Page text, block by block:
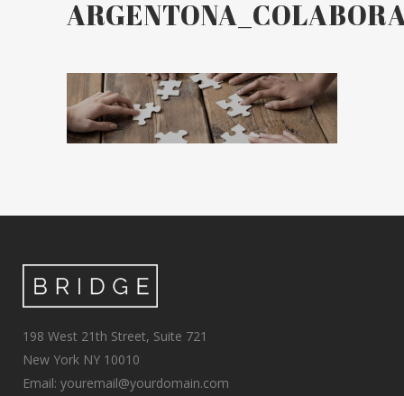
198 West 21th Street, Suite 721
New York NY 10010
Email: youremail@yourdomain.com